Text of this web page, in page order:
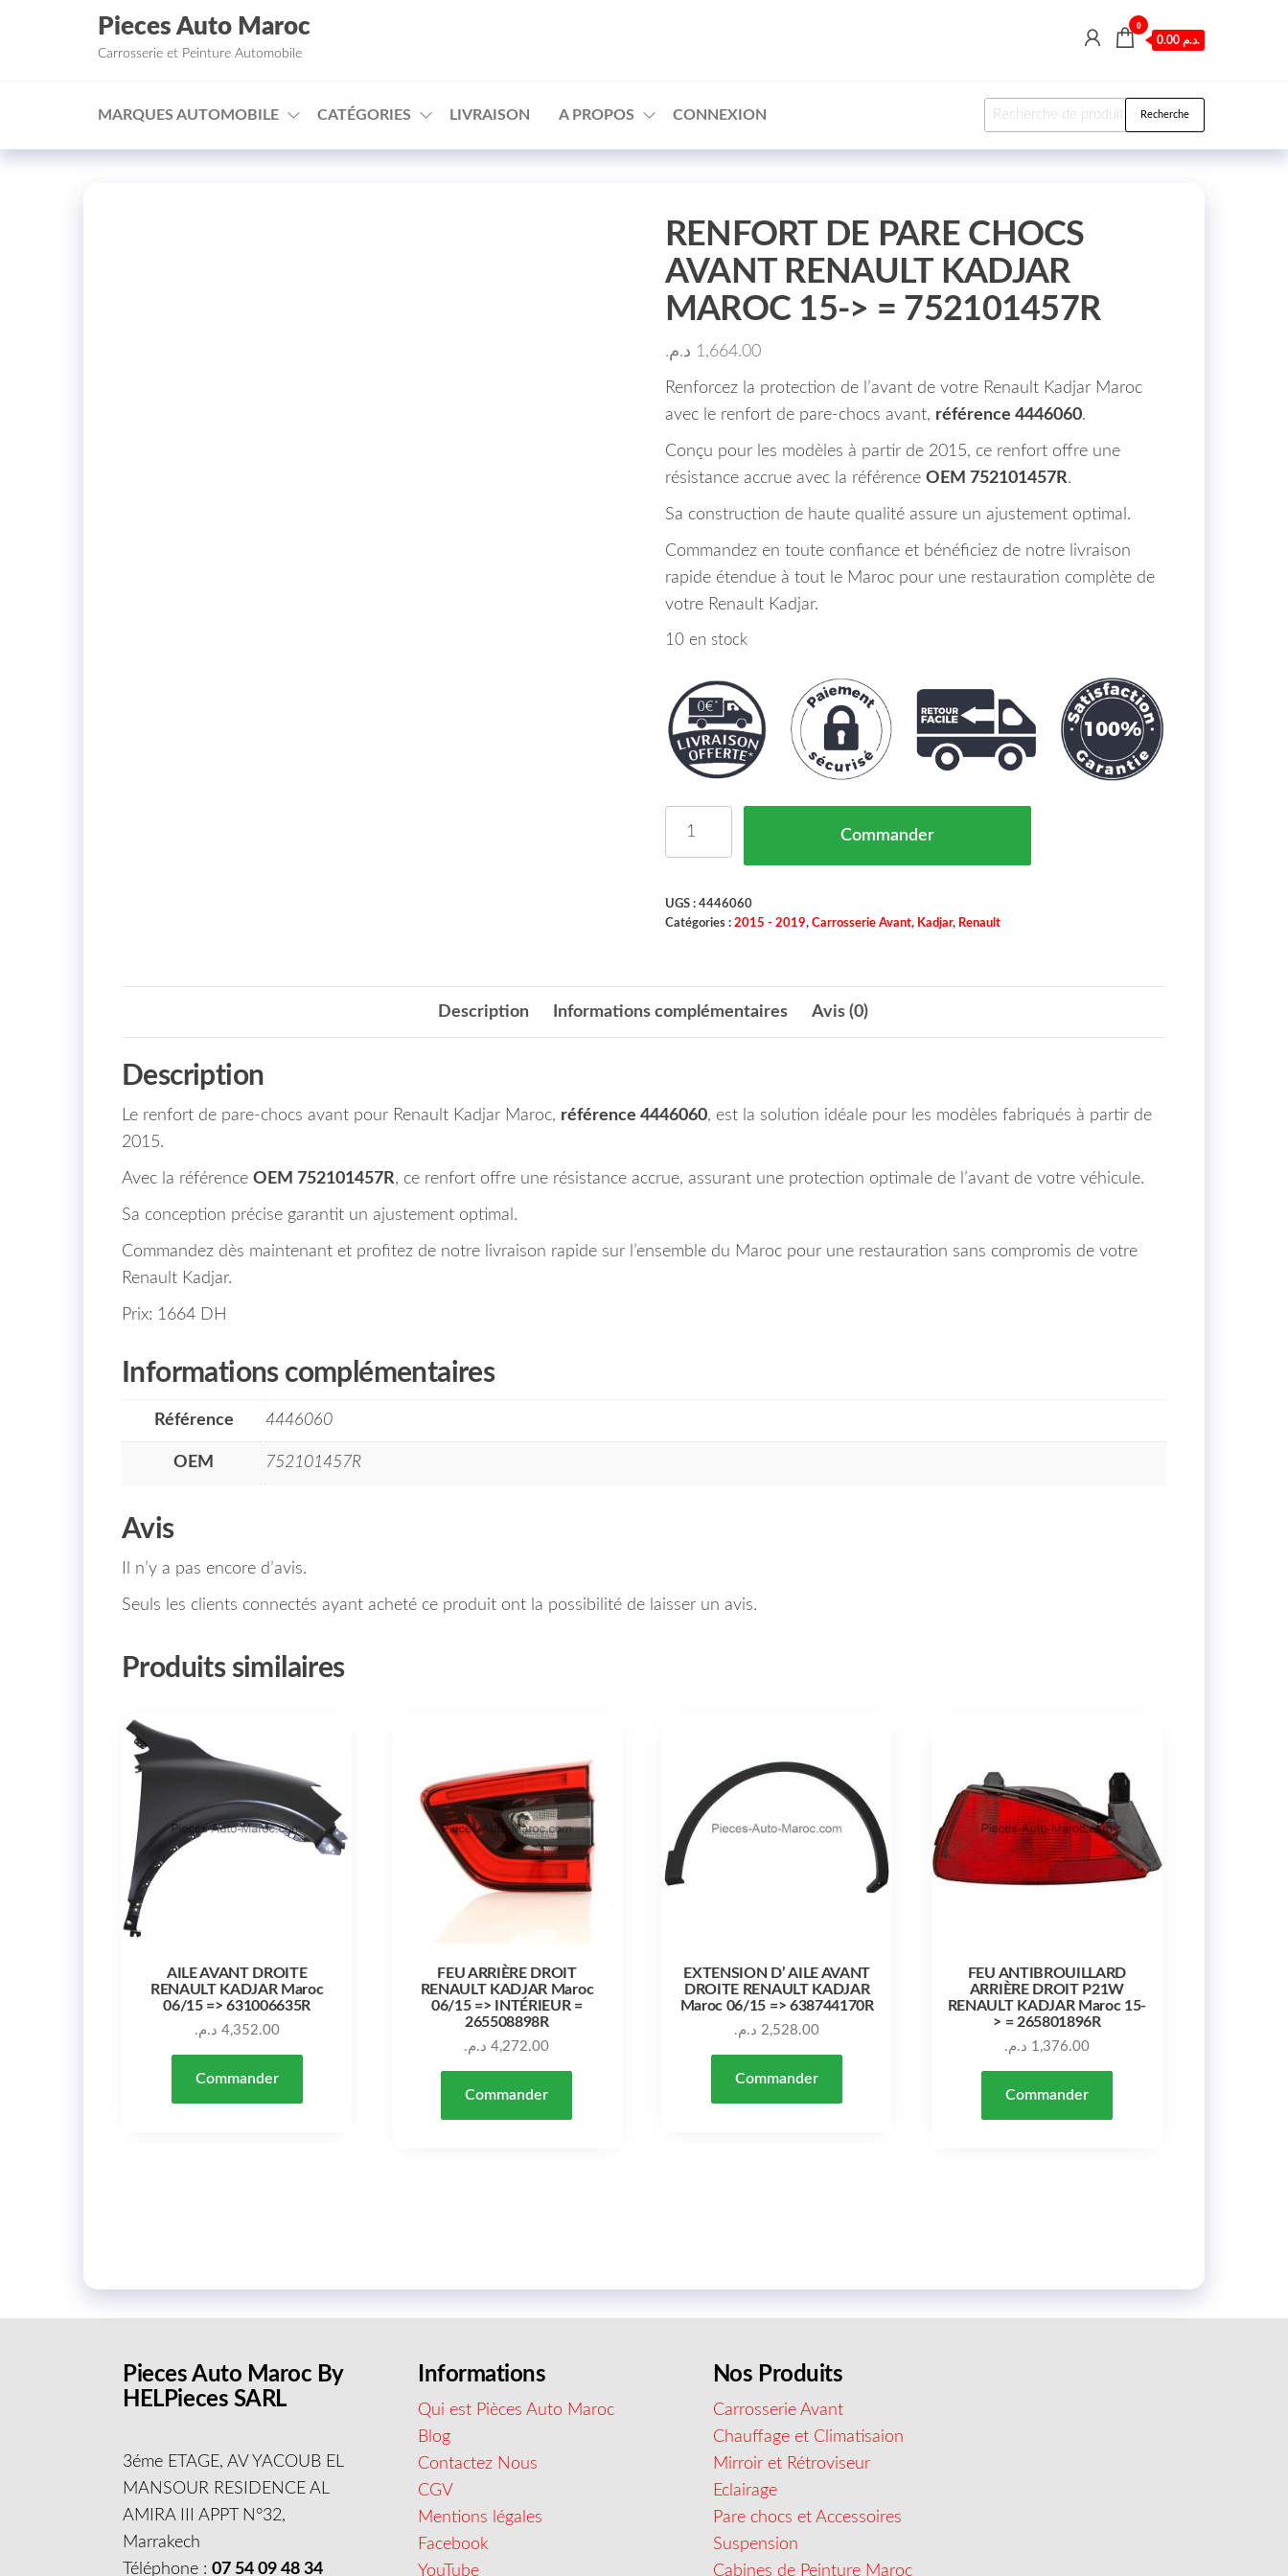
□
Aller au contenu
Pieces Auto Maroc
Carrosserie et Peinture Automobile
0
0.00 د.م.
MARQUES AUTOMOBILE CATÉGORIES LIVRAISON A PROPOS CONNEXION Recherche pour : Recherche
RENFORT DE PARE CHOCS
AVANT RENAULT KADJAR
MAROC 15-> = 752101457R
1,664.00 د.م.
Renforcez la protection de l’avant de votre Renault Kadjar Maroc
avec le renfort de pare-chocs avant, référence 4446060.
Conçu pour les modèles à partir de 2015, ce renfort offre une
résistance accrue avec la référence OEM 752101457R.
Sa construction de haute qualité assure un ajustement optimal.
Commandez en toute confiance et bénéficiez de notre livraison
rapide étendue à tout le Maroc pour une restauration complète de
votre Renault Kadjar.
10 en stock
Commander
UGS : 4446060
Catégories : 2015 - 2019, Carrosserie Avant, Kadjar, Renault
Description Informations complémentaires Avis (0)
Description
Le renfort de pare-chocs avant pour Renault Kadjar Maroc, référence 4446060, est la solution idéale pour les modèles fabriqués à partir de
2015.
Avec la référence OEM 752101457R, ce renfort offre une résistance accrue, assurant une protection optimale de l’avant de votre véhicule.
Sa conception précise garantit un ajustement optimal.
Commandez dès maintenant et profitez de notre livraison rapide sur l’ensemble du Maroc pour une restauration sans compromis de votre
Renault Kadjar.
Prix: 1664 DH
Informations complémentaires
Référence 4446060
OEM 752101457R
Avis
Il n’y a pas encore d’avis.
Seuls les clients connectés ayant acheté ce produit ont la possibilité de laisser un avis.
Produits similaires
AILE AVANT DROITE
RENAULT KADJAR Maroc
06/15 => 631006635R
4,352.00 د.م.
Commander
FEU ARRIÈRE DROIT
RENAULT KADJAR Maroc
06/15 => INTÉRIEUR =
265508898R
4,272.00 د.م.
Commander
EXTENSION D’ AILE AVANT
DROITE RENAULT KADJAR
Maroc 06/15 => 638744170R
2,528.00 د.م.
Commander
FEU ANTIBROUILLARD
ARRIÈRE DROIT P21W
RENAULT KADJAR Maroc 15-
> = 265801896R
1,376.00 د.م.
Commander
Pieces Auto Maroc By
HELPieces SARL
3éme ETAGE, AV YACOUB EL
MANSOUR RESIDENCE AL
AMIRA III APPT N°32,
Marrakech
Téléphone :07 54 09 48 34
Informations
Qui est Pièces Auto Maroc
Blog
Contactez Nous
CGV
Mentions légales
Facebook
YouTube
Nos Produits
Carrosserie Avant
Chauffage et Climatisaion
Mirroir et Rétroviseur
Eclairage
Pare chocs et Accessoires
Suspension
Cabines de Peinture Maroc